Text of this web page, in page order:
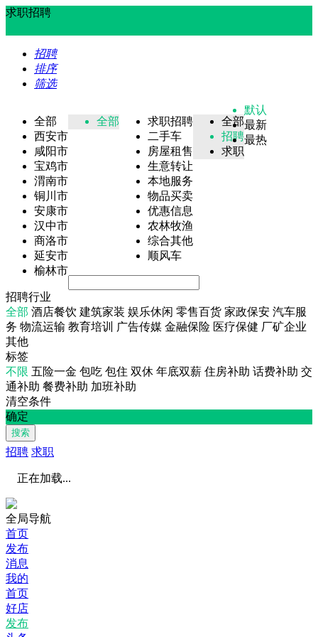
求职招聘
招聘
排序
筛选
全部
西安市
咸阳市
宝鸡市
渭南市
铜川市
安康市
汉中市
商洛市
延安市
榆林市
全部
求职招聘
二手车
房屋租售
生意转让
本地服务
物品买卖
优惠信息
农林牧渔
综合其他
顺风车
全部
招聘
求职
默认
最新
最热
招聘行业
全部 酒店餐饮 建筑家装 娱乐休闲 零售百货 家政保安 汽车服
务 物流运输 教育培训 广告传媒 金融保险 医疗保健 厂矿企业
其他
标签
不限 五险一金 包吃 包住 双休 年底双薪 住房补助 话费补助 交
通补助 餐费补助 加班补助
清空条件
确定
搜索
招聘 求职
正在加载...
全局导航
首页
发布
消息
我的
首页
好店
发布